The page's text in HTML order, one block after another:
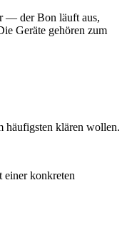
— der Bon läuft aus,
Geräte gehören zum
häufigsten klären wollen.
einer konkreten